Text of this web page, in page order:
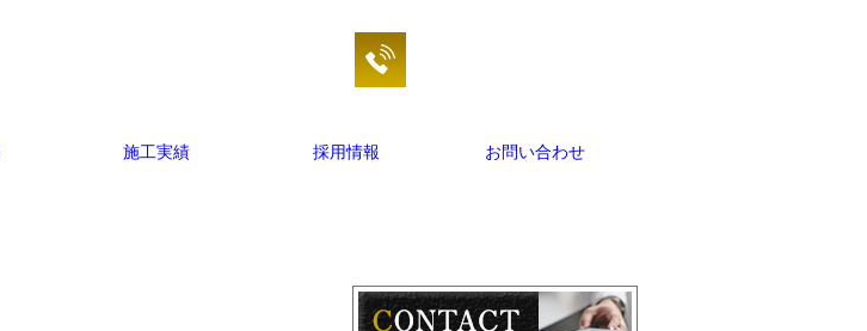
施工実績 採用情報 お問い合わせ